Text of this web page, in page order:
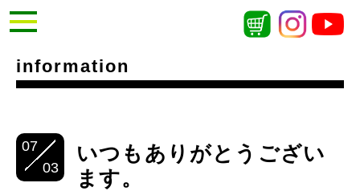
information
07
03
いつもありがとうござい
ます。